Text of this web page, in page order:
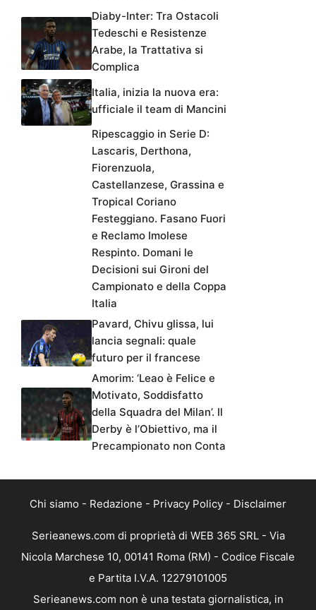
Diaby-Inter: Tra Ostacoli
Tedeschi e Resistenze
Arabe, la Trattativa si
Complica
Italia, inizia la nuova era:
ufficiale il team di Mancini
Ripescaggio in Serie D:
Lascaris, Derthona,
Fiorenzuola,
Castellanzese, Grassina e
Tropical Coriano
Festeggiano. Fasano Fuori
e Reclamo Imolese
Respinto. Domani le
Decisioni sui Gironi del
Campionato e della Coppa
Italia
Pavard, Chivu glissa, lui
lancia segnali: quale
futuro per il francese
Amorim: ‘Leao è Felice e
Motivato, Soddisfatto
della Squadra del Milan’. Il
Derby è l’Obiettivo, ma il
Precampionato non Conta
Chi siamo Redazione Privacy Policy Disclaimer
Serieanews.com di proprietà di WEB 365 SRL - Via
Nicola Marchese 10, 00141 Roma (RM) - Codice Fiscale
e Partita I.V.A. 12279101005
Serieanews.com non è una testata giornalistica, in